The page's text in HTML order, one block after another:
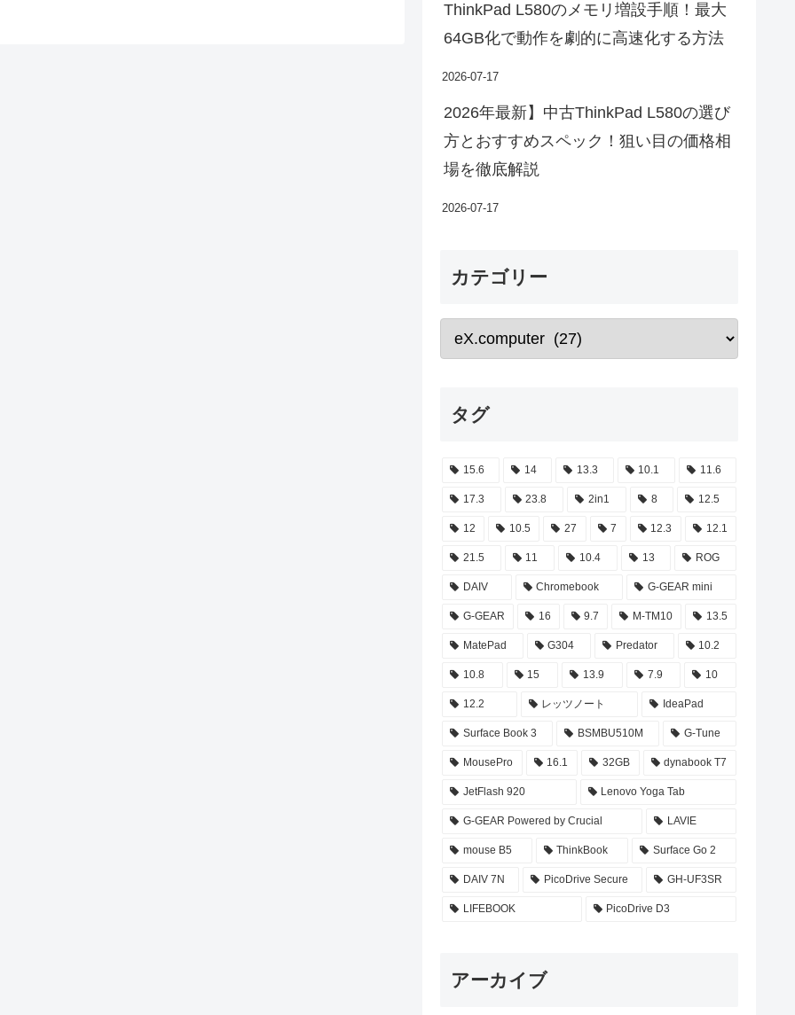
ThinkPad L580のメモリ増設手順！最大
64GB化で動作を劇的に高速化する方法
2026-07-17
2026年最新】中古ThinkPad L580の選び
方とおすすめスペック！狙い目の価格相
場を徹底解説
2026-07-17
カテゴリー
タグ
15.6 14 13.3 10.1 11.6
17.3 23.8 2in1 8 12.5
12 10.5 27 7 12.3 12.1
21.5 11 10.4 13 ROG
DAIV Chromebook G-GEAR mini
G-GEAR 16 9.7 M-TM10 13.5
MatePad G304 Predator 10.2
10.8 15 13.9 7.9 10
12.2 レッツノート IdeaPad
Surface Book 3 BSMBU510M G-Tune
MousePro 16.1 32GB dynabook T7
JetFlash 920 Lenovo Yoga Tab
G-GEAR Powered by Crucial LAVIE
mouse B5 ThinkBook Surface Go 2
DAIV 7N PicoDrive Secure GH-UF3SR
LIFEBOOK PicoDrive D3
アーカイブ